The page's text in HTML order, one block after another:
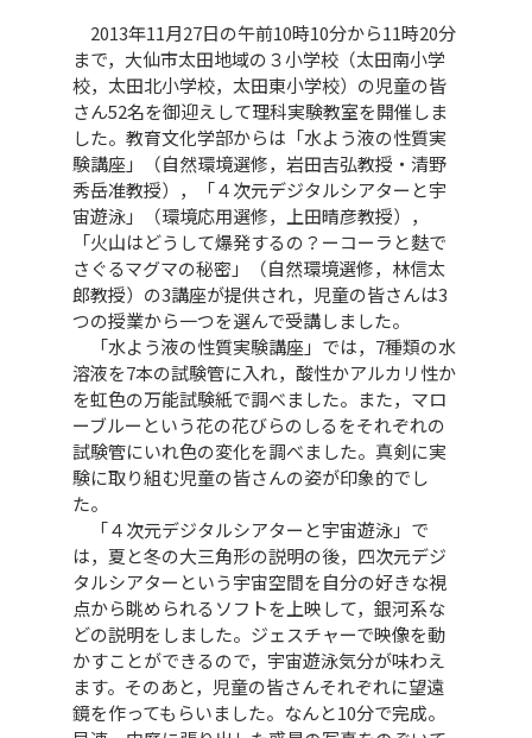
2013年11月27日の午前10時10分から11時20分
まで，大仙市太田地域の３小学校（太田南小学
校，太田北小学校，太田東小学校）の児童の皆
さん52名を御迎えして理科実験教室を開催しま
した。教育文化学部からは「水よう液の性質実
験講座」（自然環境選修，岩田吉弘教授・清野
秀岳准教授），「４次元デジタルシアターと宇
宙遊泳」（環境応用選修，上田晴彦教授），
「火山はどうして爆発するの？ーコーラと麩で
さぐるマグマの秘密」（自然環境選修，林信太
郎教授）の3講座が提供され，児童の皆さんは3
つの授業から一つを選んで受講しました。
「水よう液の性質実験講座」では，7種類の水
溶液を7本の試験管に入れ，酸性かアルカリ性か
を虹色の万能試験紙で調べました。また，マロ
ーブルーという花の花びらのしるをそれぞれの
試験管にいれ色の変化を調べました。真剣に実
験に取り組む児童の皆さんの姿が印象的でし
た。
「４次元デジタルシアターと宇宙遊泳」で
は，夏と冬の大三角形の説明の後，四次元デジ
タルシアターという宇宙空間を自分の好きな視
点から眺められるソフトを上映して，銀河系な
どの説明をしました。ジェスチャーで映像を動
かすことができるので，宇宙遊泳気分が味わえ
ます。そのあと，児童の皆さんそれぞれに望遠
鏡を作ってもらいました。なんと10分で完成。